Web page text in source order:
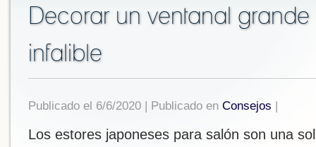
Decorar un ventanal
infalible
Publicado el 6/6/2020 | Publicado en Consejos |
Los estores japoneses para salón son una